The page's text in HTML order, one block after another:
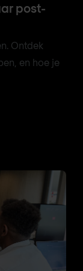
post-
Ontdek
en hoe je